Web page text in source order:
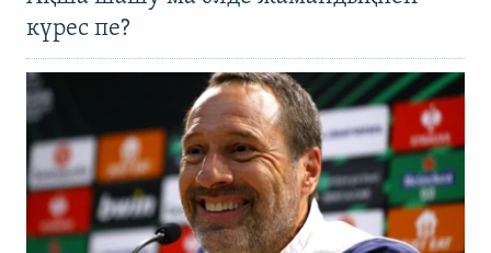
күрес пе?